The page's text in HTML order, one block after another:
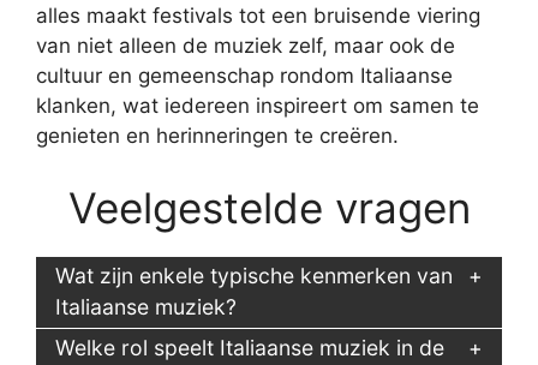
alles maakt festivals tot een bruisende viering
van niet alleen de muziek zelf, maar ook de
cultuur en gemeenschap rondom Italiaanse
klanken, wat iedereen inspireert om samen te
genieten en herinneringen te creëren.
Veelgestelde vragen
Wat zijn enkele typische kenmerken van
Italiaanse muziek?
Welke rol speelt Italiaanse muziek in de